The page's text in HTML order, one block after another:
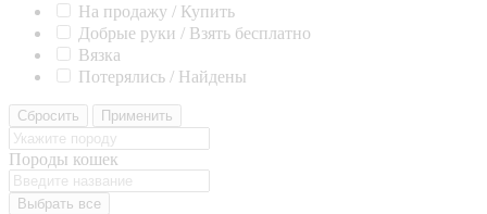
На продажу / Купить
Добрые руки / Взять бесплатно
Вязка
Потерялись / Найдены
Сбросить Применить
Породы кошек
Выбрать все